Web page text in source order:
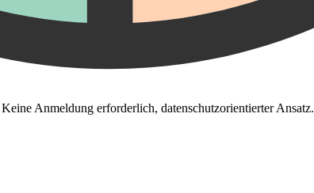
Anmeldung erforderlich, datenschutzorientierter Ansatz.